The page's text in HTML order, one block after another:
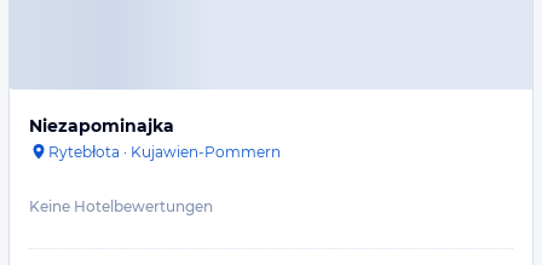
Niezapominajka
Rytebłota · Kujawien-Pommern
Keine Hotelbewertungen